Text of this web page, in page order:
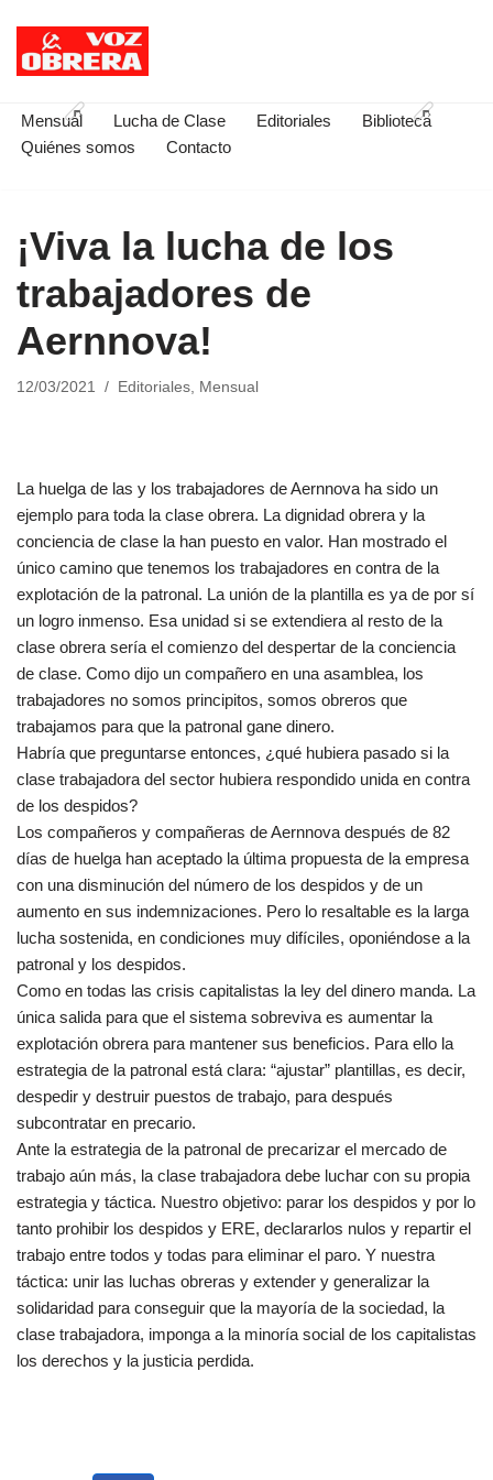
Saltar
contenido
Mensual Lucha de Clase Editoriales
Biblioteca
Quiénes somos
Contacto
¡Viva la lucha de los
trabajadores de
Aernnova!
12/03/2021 Editoriales, Mensual
La huelga de las y los trabajadores de Aernnova ha sido un
ejemplo para toda la clase obrera. La dignidad obrera y la
conciencia de clase la han puesto en valor. Han mostrado el
único camino que tenemos los trabajadores en contra de la
explotación de la patronal. La unión de la plantilla es ya de por sí
un logro inmenso. Esa unidad si se extendiera al resto de la
clase obrera sería el comienzo del despertar de la conciencia
de clase. Como dijo un compañero en una asamblea, los
trabajadores no somos principitos, somos obreros que
trabajamos para que la patronal gane dinero.
Habría que preguntarse entonces, ¿qué hubiera pasado si la
clase trabajadora del sector hubiera respondido unida en contra
de los despidos?
Los compañeros y compañeras de Aernnova después de 82
días de huelga han aceptado la última propuesta de la empresa
con una disminución del número de los despidos y de un
aumento en sus indemnizaciones. Pero lo resaltable es la larga
lucha sostenida, en condiciones muy difíciles, oponiéndose a la
patronal y los despidos.
Como en todas las crisis capitalistas la ley del dinero manda. La
única salida para que el sistema sobreviva es aumentar la
explotación obrera para mantener sus beneficios. Para ello la
estrategia de la patronal está clara: “ajustar” plantillas, es decir,
despedir y destruir puestos de trabajo, para después
subcontratar en precario.
Ante la estrategia de la patronal de precarizar el mercado de
trabajo aún más, la clase trabajadora debe luchar con su propia
estrategia y táctica. Nuestro objetivo: parar los despidos y por lo
tanto prohibir los despidos y ERE, declararlos nulos y repartir el
trabajo entre todos y todas para eliminar el paro. Y nuestra
táctica: unir las luchas obreras y extender y generalizar la
solidaridad para conseguir que la mayoría de la sociedad, la
clase trabajadora, imponga a la minoría social de los capitalistas
los derechos y la justicia perdida.